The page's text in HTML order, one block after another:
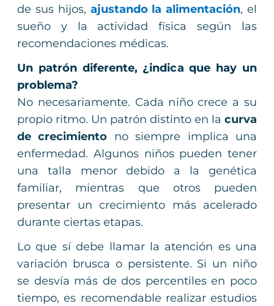
de sus hijos, ajustando la alimentación, el
sueño y la actividad física según las
recomendaciones médicas.
Un patrón diferente, ¿indica que hay un
problema?
No necesariamente. Cada niño crece a su
propio ritmo. Un patrón distinto en la curva
de crecimiento no siempre implica una
enfermedad. Algunos niños pueden tener
una talla menor debido a la genética
familiar, mientras que otros pueden
presentar un crecimiento más acelerado
durante ciertas etapas.
Lo que sí debe llamar la atención es una
variación brusca o persistente. Si un niño
se desvía más de dos percentiles en poco
tiempo, es recomendable realizar estudios